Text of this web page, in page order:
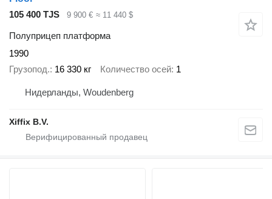
105 400 TJS
9 900 € ≈ 11 440 $
Полуприцеп платформа
1990
Грузопод. 16 330 кг Количество осей 1
Нидерланды, Woudenberg
Xiffix B.V.